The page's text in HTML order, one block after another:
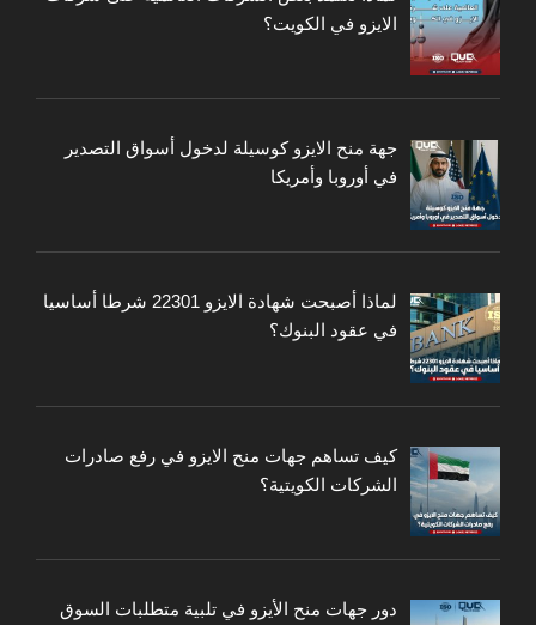
الايزو في الكويت؟
جهة منح الايزو كوسيلة لدخول أسواق التصدير
في أوروبا وأمريكا
لماذا أصبحت شهادة الايزو 22301 شرطا أساسيا
في عقود البنوك؟
كيف تساهم جهات منح الايزو في رفع صادرات
الشركات الكويتية؟
دور جهات منح الأيزو في تلبية متطلبات السوق